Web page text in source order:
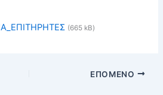
(665 kB)
ΕΠΌΜΕΝΟ